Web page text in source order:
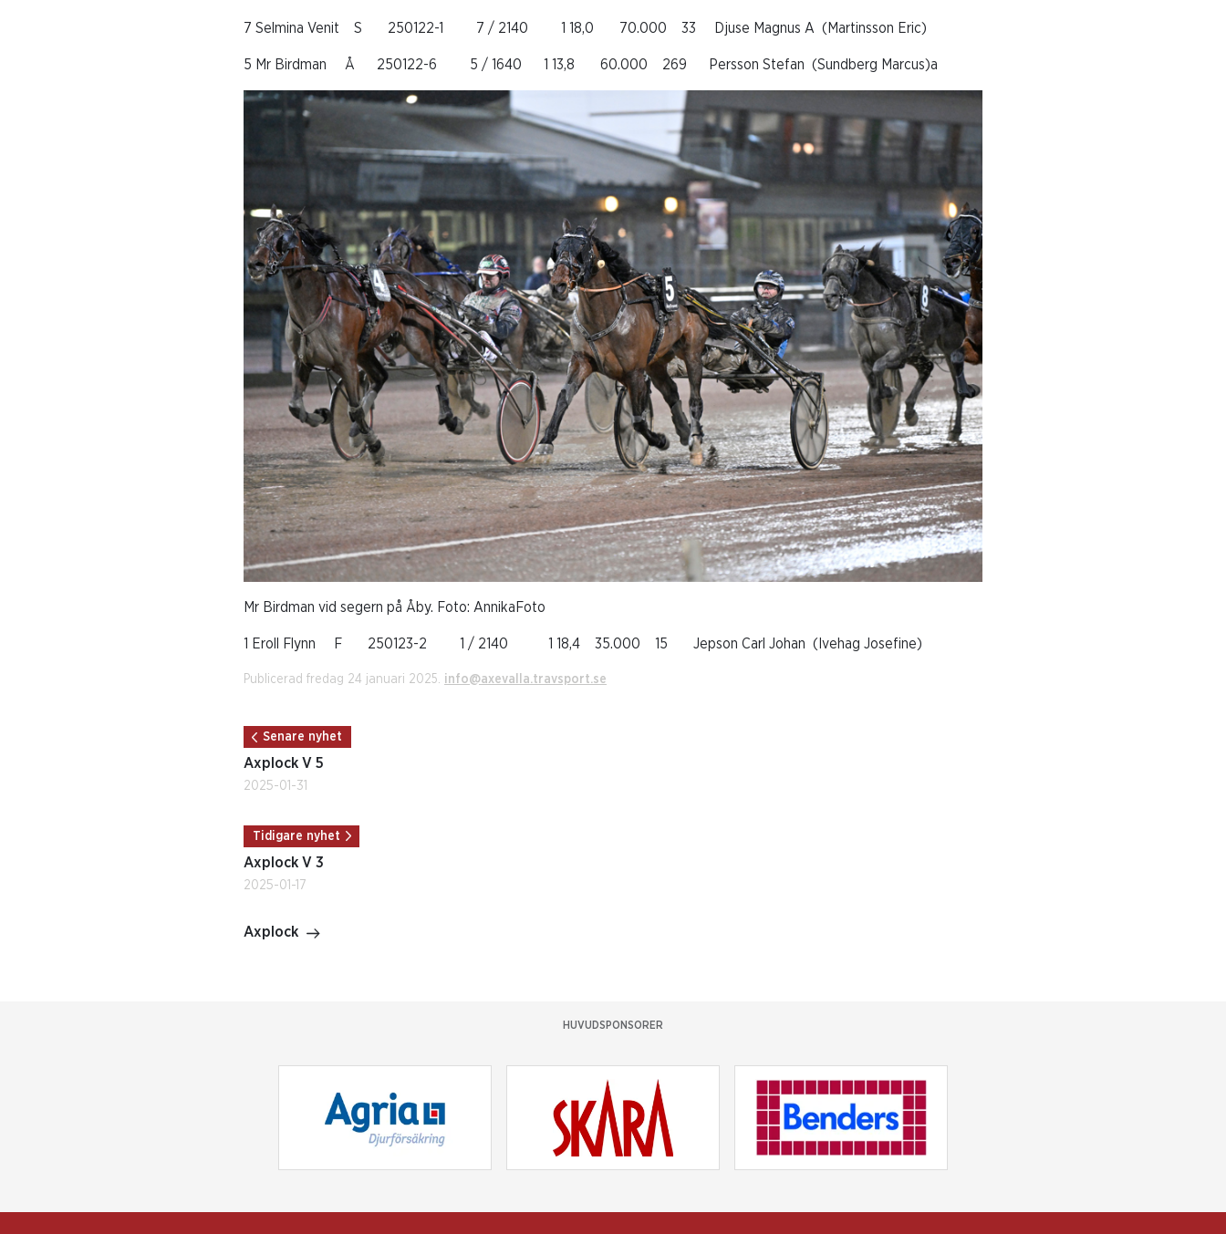
7 Selmina Venit S 250122-1 7 / 2140 1 18,0 70.000 33 Djuse Magnus A (Martinsson Eric)
5 Mr Birdman Å 250122-6 5 / 1640 1 13,8 60.000 269 Persson Stefan (Sundberg Marcus)a
Mr Birdman vid segern på Åby. Foto: AnnikaFoto
1 Eroll Flynn F 250123-2 1 / 2140 1 18,4 35.000 15 Jepson Carl Johan (Ivehag Josefine)
Publicerad fredag 24 januari 2025. info@axevalla.travsport.se
Senare nyhet
Axplock V 5
2025-01-31
Tidigare nyhet
Axplock V 3
2025-01-17
Axplock
HUVUDSPONSORER